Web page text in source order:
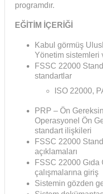
programdır.
EĞİTİM İÇERİĞİ
Kabul görmüş
Yönetim sistemleri
FSSC 22000
standartlar
ISO 22000,
PRP – Ön
Operasyonel Ön
standart ilişkileri
FSSC 22000
açıklamaları
FSSC 22000
çalışmalarına giriş
Sistemin gözden